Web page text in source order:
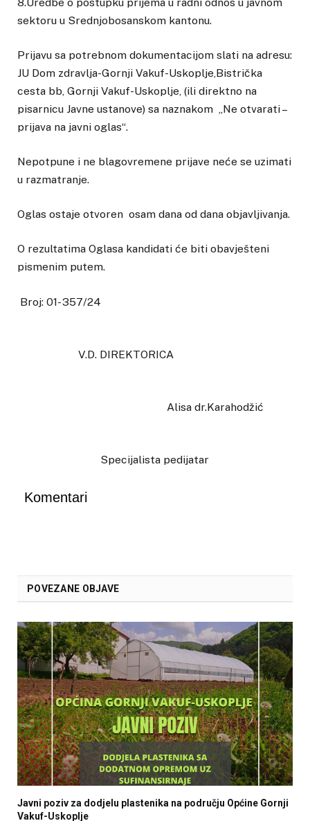
sektoru u Srednjobosanskom kantonu.
Prijavu sa potrebnom dokumentacijom slati na adresu:
JU Dom zdravlja-Gornji Vakuf-Uskoplje,Bistrička
cesta bb, Gornji Vakuf-Uskoplje, (ili direktno na
pisarnicu Javne ustanove) sa naznakom „Ne otvarati –
prijava na javni oglas“.
Nepotpune i ne blagovremene prijave neće se uzimati
u razmatranje.
Oglas ostaje otvoren osam dana od dana objavljivanja.
O rezultatima Oglasa kandidati će biti obavješteni
pismenim putem.
Broj: 01- 357/24
V.D. DIREKTORICA
Alisa dr.Karahodžić
Specijalista pedijatar
Komentari
POVEZANE OBJAVE
Javni poziv za dodjelu plastenika na području Općine Gornji
Vakuf-Uskoplje